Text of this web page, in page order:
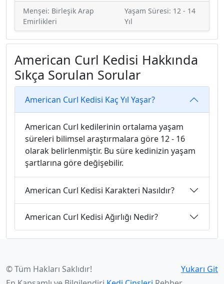
Menşei: Birleşik Arap
Emirlikleri
Yaşam Süresi: 12 - 14
Yıl
American Curl Kedisi Hakkında
Sıkça Sorulan Sorular
American Curl Kedisi Kaç Yıl Yaşar?
American Curl kedilerinin ortalama yaşam
süreleri bilimsel araştırmalara göre 12 - 16
olarak belirlenmiştir. Bu süre kedinizin yaşam
şartlarına göre değişebilir.
American Curl Kedisi Karakteri Nasıldır?
American Curl Kedisi Ağırlığı Nedir?
Yukarı Git
© Tüm Hakları Saklıdır!